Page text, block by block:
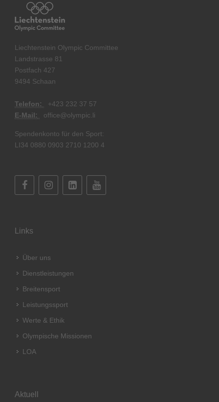
Liechtenstein Olympic Committee
Landstrasse 81
Postfach 427
9494 Schaan
Telefon: +423 232 37 57
E-Mail:
office@olympic.li
Spendenkonto für den Sport:
LI34 0880 0903 2710 1200 4
Links
Über uns
Dienstleistungen
Breitensport
Leistungssport
Werte & Ethik
Olympische Missionen
LOA
Aktuell